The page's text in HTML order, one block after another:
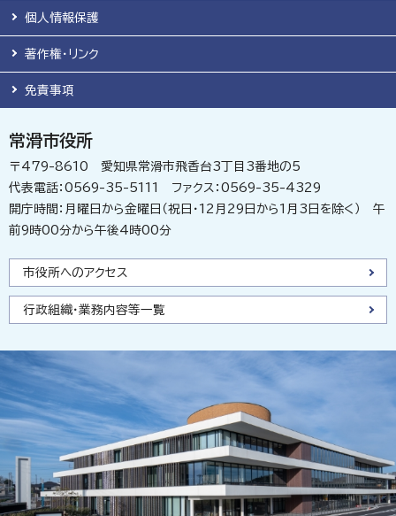
個人情報保護
著作権・リンク
免責事項
常滑市役所
〒479-8610 愛知県常滑市飛香台3丁目3番地の5
代表電話：0569-35-5111 ファクス：0569-35-4329
開庁時間：月曜日から金曜日（祝日・12月29日から1月3日を除く） 午
前9時00分から午後4時00分
市役所へのアクセス
行政組織・業務内容等一覧